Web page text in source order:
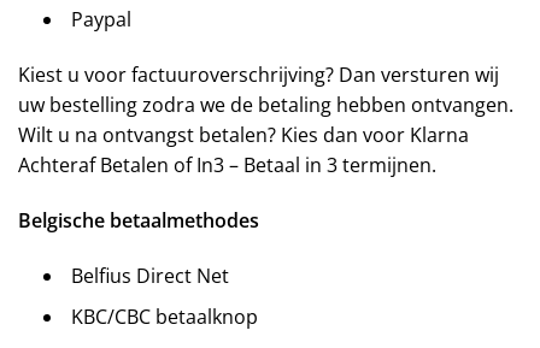
Paypal
Kiest u voor factuuroverschrijving? Dan versturen wij
uw bestelling zodra we de betaling hebben ontvangen.
Wilt u na ontvangst betalen? Kies dan voor Klarna
Achteraf Betalen of In3 – Betaal in 3 termijnen.
Belgische betaalmethodes
Belfius Direct Net
KBC/CBC betaalknop